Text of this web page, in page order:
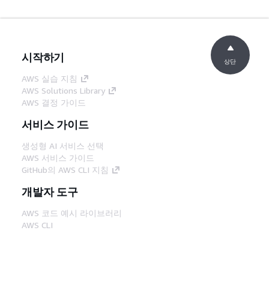
시작하기
AWS 실습 지침
AWS Solutions Library
AWS 결정 가이드
서비스 가이드
생성형 AI 서비스 선택
AWS 서비스 가이드
GitHub의 AWS CLI 지침
개발자 도구
AWS 코드 예시 라이브러리
AWS CLI
상단